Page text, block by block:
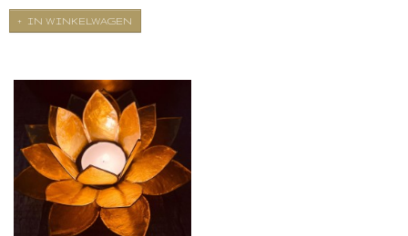
IN WINKELWAGEN